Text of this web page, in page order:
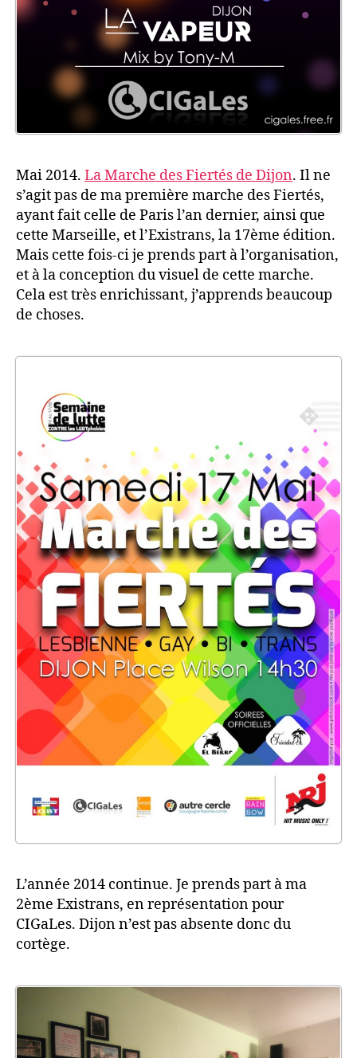
Mai 2014. La Marche des Fiertés de Dijon. Il ne
s’agit pas de ma première marche des Fiertés,
ayant fait celle de Paris l’an dernier, ainsi que
cette Marseille, et l’Existrans, la 17ème édition.
Mais cette fois-ci je prends part à l’organisation,
et à la conception du visuel de cette marche.
Cela est très enrichissant, j’apprends beaucoup
de choses.
L’année 2014 continue. Je prends part à ma
2ème Existrans, en représentation pour
CIGaLes. Dijon n’est pas absente donc du
cortège.